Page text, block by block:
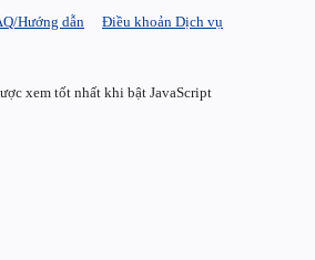
Hướng dẫn
Điều khoản Dịch vụ
xem tốt nhất khi bật JavaScript